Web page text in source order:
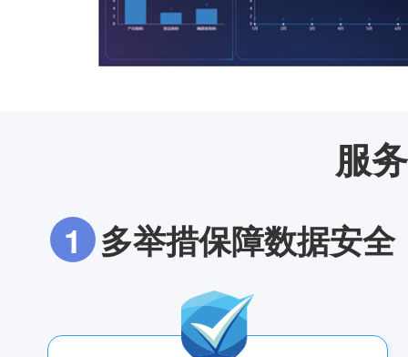
服
1 多举措保障数据安全